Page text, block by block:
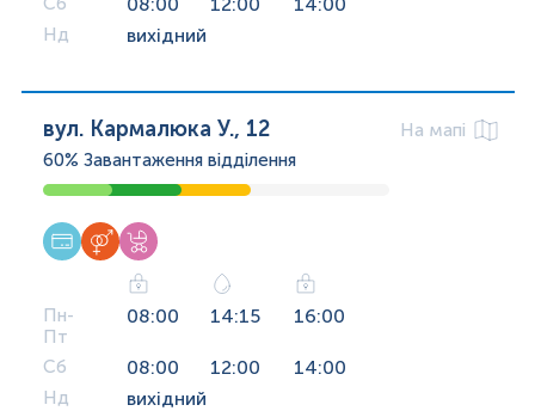
Нд вихідний
вул. Кармалюка У., 12
На мапі
60% Завантаження відділення
Пн-
Пт
08:00 14:15 16:00
Сб 08:00 12:00 14:00
Нд вихідний